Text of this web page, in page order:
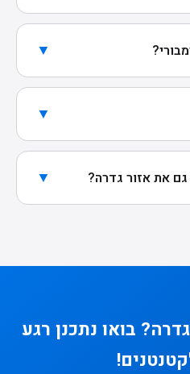
לאחר כל שימוש — מגיע
לא מתפשרים על
▼
8 חודשים עד 4 שנים. החומרים רכים ומעודדי
▼
הציוד מתקפל ונכנס בקלות
לכל רכב פרטי. מגיעים, אוספים תוך 10 דקות וחוזרים
▼
בואו נתכנן רגע